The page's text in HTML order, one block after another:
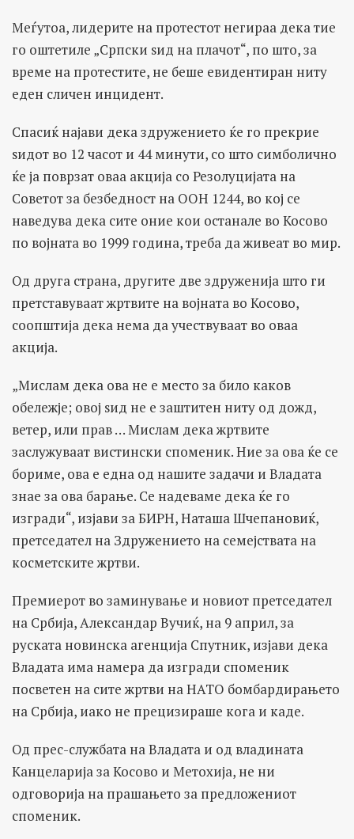
Меѓутоа, лидерите на протестот негираа дека тие
го оштетиле „Српски ѕид на плачот“, по што, за
време на протестите, не беше евидентиран ниту
еден сличен инцидент.
Спасиќ најави дека здружението ќе го прекрие
ѕидот во 12 часот и 44 минути, со што симболично
ќе ја поврзат оваа акција со Резолуцијата на
Советот за безбедност на ООН 1244, во кој се
наведува дека сите оние кои останале во Косово
по војната во 1999 година, треба да живеат во мир.
Од друга страна, другите две здруженија што ги
претставуваат жртвите на војната во Косово,
соопштија дека нема да учествуваат во оваа
акција.
„Мислам дека ова не е место за било каков
обележје; овој ѕид не е заштитен ниту од дожд,
ветер, или прав … Мислам дека жртвите
заслужуваат вистински споменик. Ние за ова ќе се
бориме, ова е една од нашите задачи и Владата
знае за ова барање. Се надеваме дека ќе го
изгради“, изјави за БИРН, Наташа Шчепановиќ,
претседател на Здружението на семејствата на
косметските жртви.
Премиерот во заминување и новиот претседател
на Србија, Александар Вучиќ, на 9 април, за
руската новинска агенција Спутник, изјави дека
Владата има намера да изгради споменик
посветен на сите жртви на НАТО бомбардирањето
на Србија, иако не прецизираше кога и каде.
Од прес-службата на Владата и од владината
Канцеларија за Косово и Метохија, не ни
одговорија на прашањето за предложениот
споменик.